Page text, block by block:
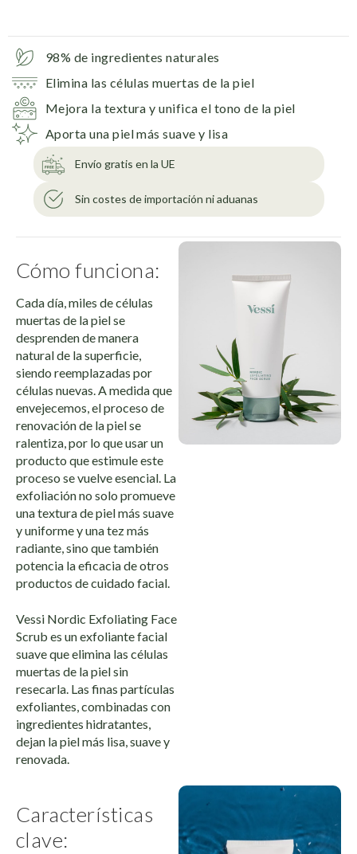
98% de ingredientes naturales
Elimina las células muertas de la piel
Mejora la textura y unifica el tono de la piel
Aporta una piel más suave y lisa
Envío gratis en la UE
Sin costes de importación ni aduanas
Cómo funciona:
Cada día, miles de células
muertas de la piel se
desprenden de manera
natural de la superficie,
siendo reemplazadas por
células nuevas. A medida que
envejecemos, el proceso de
renovación de la piel se
ralentiza, por lo que usar un
producto que estimule este
proceso se vuelve esencial. La
exfoliación no solo promueve
una textura de piel más suave
y uniforme y una tez más
radiante, sino que también
potencia la eficacia de otros
productos de cuidado facial.
Vessi Nordic Exfoliating Face
Scrub es un exfoliante facial
suave que elimina las células
muertas de la piel sin
resecarla. Las finas partículas
exfoliantes, combinadas con
ingredientes hidratantes,
dejan la piel más lisa, suave y
renovada.
Características
clave: